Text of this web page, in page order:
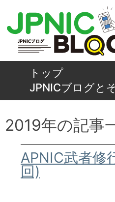
トップ
JPNICブログと
2019年の記事
APNIC武者修
回)